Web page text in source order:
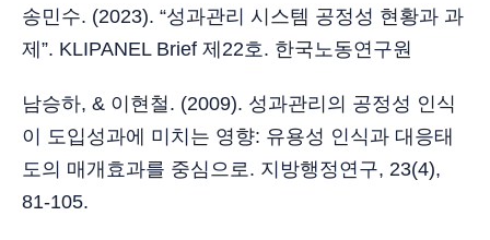
송민수. (2023). “성과관리 시스템 공정성 현황과 과
제”. KLIPANEL Brief 제22호. 한국노동연구원
남승하, & 이현철. (2009). 성과관리의 공정성 인식
이 도입성과에 미치는 영향: 유용성 인식과 대응태
도의 매개효과를 중심으로. 지방행정연구, 23(4),
81-105.